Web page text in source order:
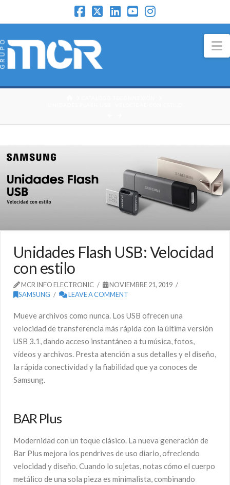
Unidades Flash USB: Velocidad
con estilo
MCR INFO ELECTRONIC
NOVIEMBRE 21, 2019
SAMSUNG
LEAVE A COMMENT
Mueve archivos como nunca. Los USB ofrecen una
velocidad de transferencia más rápida con la última versión
USB 3.1, dando acceso instantáneo a tu música, fotos,
vídeos y archivos. Presta atención a sus detalles y el diseño,
la rápida conectividad y la fiabilidad que ya conoces de
Samsung.
BAR Plus
Modernidad con un toque clásico. La nueva generación de
Bar Plus mejora los pendrives de uso diario, ofreciendo
velocidad y diseño. Cuando lo sujetas, notas cómo el cuerpo
metálico de una sola pieza es minimalista, combinando